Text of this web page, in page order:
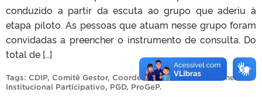
conduzido a partir da escuta ao grupo que aderiu à
etapa piloto. As pessoas que atuam nesse grupo foram
convidadas a preencher o instrumento de consulta. Do
total de […]
Tags: CDIP, Comitê Gestor, Coordenação de Desenvolvimento
Institucional Participativo, PGD, ProGeP.